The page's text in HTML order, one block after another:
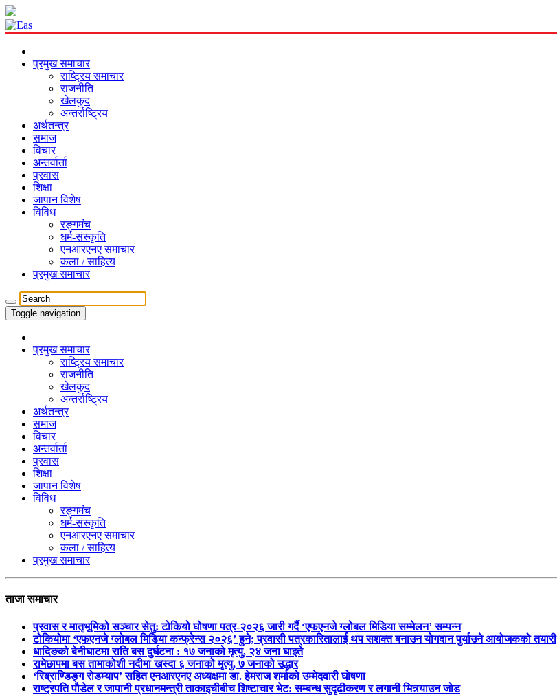
प्रमुख समाचार
राष्ट्रिय समाचार
राजनीति
खेलकुद
अन्तर्राष्ट्रिय
अर्थतन्त्र
समाज
विचार
अन्तर्वार्ता
प्रवास
शिक्षा
जापान विशेष
विविध
रङ्गमंच
धर्म-संस्कृति
एनआरएनए समाचार
कला / साहित्य
प्रमुख समाचार
Toggle navigation
प्रमुख समाचार
राष्ट्रिय समाचार
राजनीति
खेलकुद
अन्तर्राष्ट्रिय
अर्थतन्त्र
समाज
विचार
अन्तर्वार्ता
प्रवास
शिक्षा
जापान विशेष
विविध
रङ्गमंच
धर्म-संस्कृति
एनआरएनए समाचार
कला / साहित्य
प्रमुख समाचार
ताजा समाचार
प्रवास र मातृभूमिको सञ्चार सेतु: टोकियो घोषणा पत्र-२०२६ जारी गर्दै ‘एफएनजे ग्लोबल मिडिया सम्मेलन’ सम्पन्न
टोकियोमा ‘एफएनजे ग्लोबल मिडिया कन्फ्रेन्स २०२६’ हुने; प्रवासी पत्रकारितालाई थप सशक्त बनाउन योगदान पुर्याउने आयोजकको तयारी
धादिङको बेनीघाटमा राति बस दुर्घटना : १७ जनाको मृत्यु, २४ जना घाइते
रामेछापमा बस तामाकोशी नदीमा खस्दा ६ जनाको मृत्यु, ७ जनाको उद्धार
‘रिब्राण्डिङ्ग रोडम्याप’ सहित एनआरएनए अध्यक्षमा डा. हेमराज शर्माको उम्मेदवारी घोषणा
राष्ट्रपति पौडेल र जापानी प्रधानमन्त्री ताकाइचीबीच शिष्टाचार भेट: सम्बन्ध सुदृढीकरण र लगानी भित्र्याउन जोड